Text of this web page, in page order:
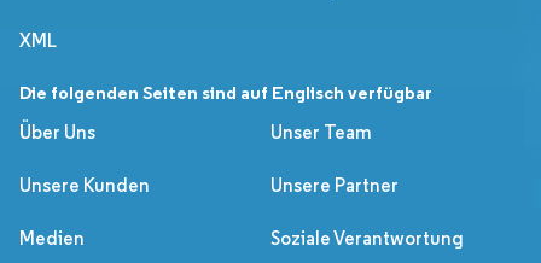
XML
Die folgenden Seiten sind auf Englisch verfügbar
Über Uns
Unser Team
Unsere Kunden Unsere Partner
Medien Soziale Verantwortung